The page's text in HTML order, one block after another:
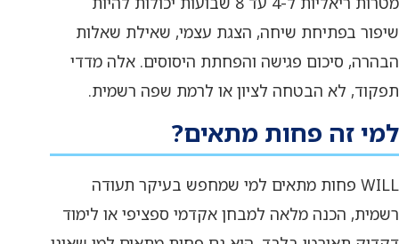
שיפור בפתיחת שיחה, הצגת עצמי, שאילת שאלות
הבהרה, סיכום פגישה והפחתת היסוסים. אלה מדדי
תפקוד, לא הבטחה לציון או לרמת שפה רשמית.
למי זה פחות מתאים?
WILL פחות מתאים למי שמחפש בעיקר תעודה
רשמית, הכנה מלאה למבחן אקדמי ספציפי או לימוד